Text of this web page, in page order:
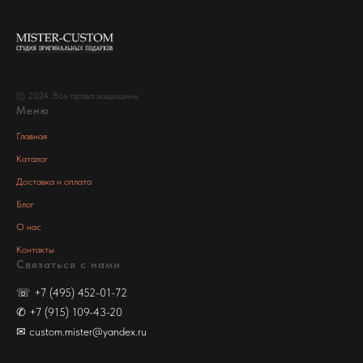
© 2024. Все права защищены
Меню
Главная
Каталог
Доставка и оплата
Блог
О нас
Контакты
Связаться с нами
☏ +7 (495) 452-01-72
✆ +7 (915) 109-43-20
✉ custom.mister@yandex.ru